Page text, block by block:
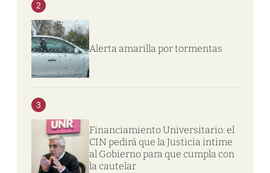
2
Alerta amarilla por tormentas
3
Financiamiento Universitario: el
CIN pedirá que la Justicia intime
al Gobierno para que cumpla con
la cautelar